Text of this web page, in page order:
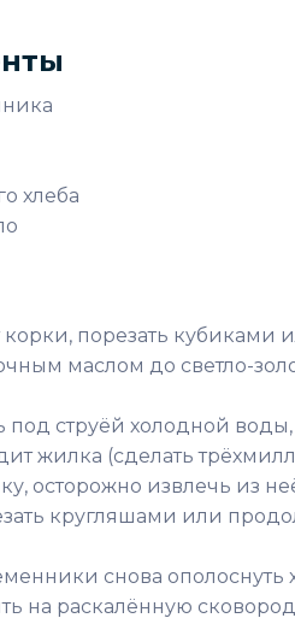
хлеба
корки, порезать
маслом до светло-
струёй холодной воды,
жилка (сделать
осторожно извлечь из
кругляшами или
снова ополоснуть
на раскалённую